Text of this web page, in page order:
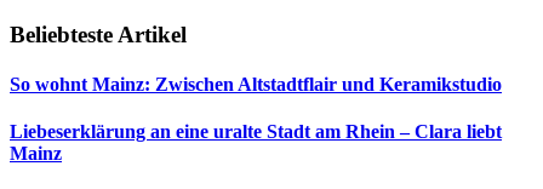
Beliebteste Artikel
So wohnt Mainz: Zwischen Altstadtflair und Keramikstudio
Liebeserklärung an eine uralte Stadt am Rhein – Clara liebt
Mainz